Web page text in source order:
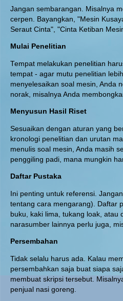
Jangan sembarangan. Misalnya
cerpen. Bayangkan, "Mesin
Seraut Cinta", "Cinta Ketiban
Mulai Penelitian
Tempat melakukan penelitian
tempat - agar mutu penelitian
menyelesaikan soal mesin, Anda
norak, misalnya Anda
Menyusun Hasil Riset
Sesuaikan dengan aturan yang
kronologi penelitian dan urutan
menulis soal mesin, Anda masih
penggiling padi, mana mungkin
Daftar Pustaka
Ini penting untuk referensi.
tentang cara mengarang). Daftar
buku, kaki lima, tukang loak, atau
narasumber lainnya perlu juga,
Persembahan
Tidak selalu harus ada. Kalau
persembahkan saja buat siapa
membuat skripsi tersebut.
penjual nasi goreng.